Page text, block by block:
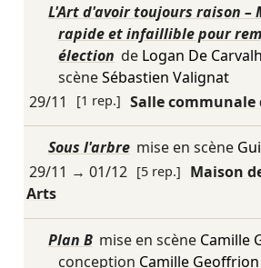
L'Art d'avoir toujours raison –
rapide et infaillible pour
élection de Logan De
scèneSébastien Valignat
29/11
[1 rep.] Salle
Sous l'arbre mise en scène
29/11 → 01/12 [5 rep.]
Maison
Arts
Plan B mise en scène Camille
conception Camille Geoffrion